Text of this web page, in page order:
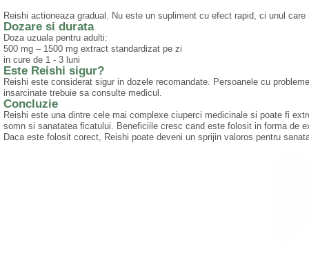
Reishi actioneaza gradual. Nu este un supliment cu efect rapid, ci unul
Dozare si durata
Doza uzuala pentru adulti:
500 mg – 1500 mg extract standardizat pe zi
in cure de 1 - 3 luni
Este Reishi sigur?
Reishi este considerat sigur in dozele recomandate. Persoanele cu
insarcinate trebuie sa consulte medicul.
Concluzie
Reishi este una dintre cele mai complexe ciuperci medicinale si poate fi
somn si sanatatea ficatului. Beneficiile cresc cand este folosit in forma de
Daca este folosit corect, Reishi poate deveni un sprijin valoros pentru